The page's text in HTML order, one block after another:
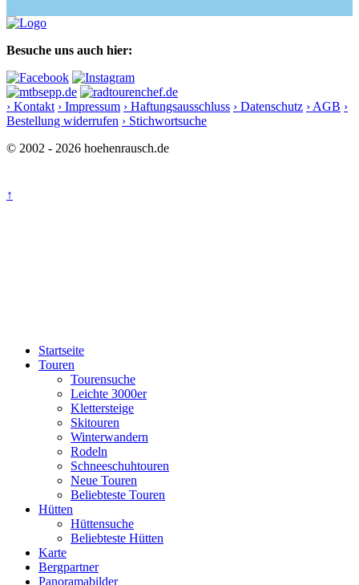
Besuche uns auch hier:
› Kontakt › Impressum › Haftungsausschluss › Datenschutz › AGB ›
Bestellung widerrufen › Stichwortsuche
© 2002 - 2026 hoehenrausch.de
↑
Startseite
Touren
Tourensuche
Leichte 3000er
Klettersteige
Skitouren
Winterwandern
Rodeln
Schneeschuhtouren
Neue Touren
Beliebteste Touren
Hütten
Hüttensuche
Beliebteste Hütten
Karte
Bergpartner
Panoramabilder